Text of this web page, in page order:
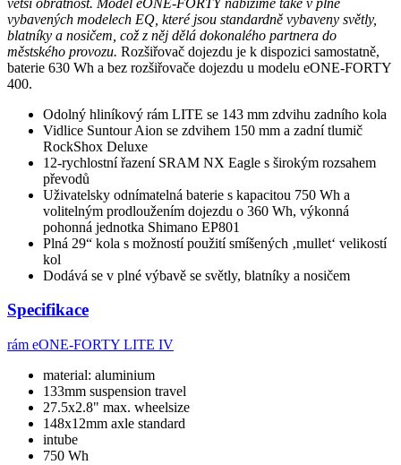
vybavených modelech EQ, které jsou standardně vybaveny světly,
blatníky a nosičem, což z něj dělá dokonalého partnera do
městského provozu. Rozšiřovač dojezdu je k dispozici samostatně,
baterie 630 Wh a bez rozšiřovače dojezdu u modelu eONE-FORTY
400.
Odolný hliníkový rám LITE se 143 mm zdvihu zadního kola
Vidlice Suntour Aion se zdvihem 150 mm a zadní tlumič
RockShox Deluxe
12-rychlostní řazení SRAM NX Eagle s širokým rozsahem
převodů
Uživatelsky odnímatelná baterie s kapacitou 750 Wh a
volitelným prodloužením dojezdu o 360 Wh, výkonná
pohonná jednotka Shimano EP801
Plná 29“ kola s možností použití smíšených ‚mullet‘ velikostí
kol
Dodává se v plné výbavě se světly, blatníky a nosičem
Specifikace
rám eONE-FORTY LITE IV
material: aluminium
133mm suspension travel
27.5x2.8" max. wheelsize
148x12mm axle standard
intube
750 Wh